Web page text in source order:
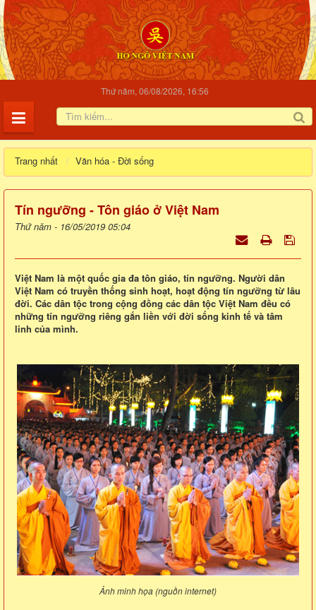
Thứ năm, 06/08/2026, 16:56
Trang nhất Văn hóa - Đời sống
Tín ngưỡng - Tôn giáo ở Việt Nam
Thứ năm - 16/05/2019 05:04
Việt Nam là một quốc gia đa tôn giáo, tín ngưỡng. Người dân
Việt Nam có truyền thống sinh hoạt, hoạt động tín ngưỡng từ lâu
đời. Các dân tộc trong cộng đồng các dân tộc Việt Nam đều có
những tín ngưỡng riêng gắn liền với đời sống kinh tế và tâm
linh của mình.
Ảnh minh họa (nguồn internet)